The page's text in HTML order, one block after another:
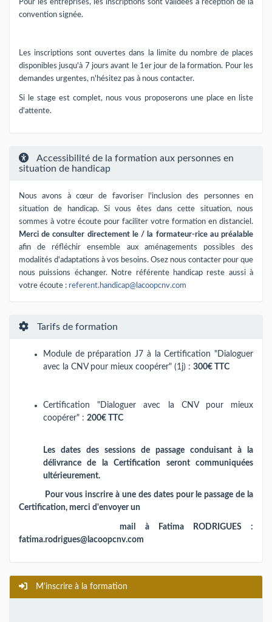
Pour les entreprises, les inscriptions sont validées à réception de la
convention signée.
Les inscriptions sont ouvertes dans la limite du nombre de places
disponibles jusqu'à 7 jours avant le 1er jour de la formation. Pour les
demandes urgentes, n'hésitez pas à nous contacter.
Si le stage est complet, nous vous proposerons une place en liste
d'attente.
Accessibilité de la formation aux personnes en
situation de handicap
Nous avons à cœur de favoriser l'inclusion des personnes en
situation de handicap. Si vous êtes dans cette situation, nous
sommes à votre écoute pour faciliter votre formation en distanciel.
Merci de consulter directement le / la formateur-rice au préalable
afin de réfléchir ensemble aux aménagements possibles des
modalités d'adaptations à vos besoins. Osez nous contacter pour que
nous puissions échanger. Notre référente handicap reste aussi à
votre écoute : referent.handicap@lacoopcnv.com
Tarifs de formation
Module de préparation J7 à la Certification "Dialoguer
avec la CNV pour mieux coopérer" (1j) : 300€ TTC
Certification "Dialoguer avec la CNV pour mieux
coopérer" : 200€ TTC
Les dates des sessions de passage conduisant à la
délivrance de la Certification seront communiquées
ultérieurement.
Pour vous inscrire à une des dates pour le passage de la
Certification, merci d'envoyer un
mail à Fatima RODRIGUES :
fatima.rodrigues@lacoopcnv.com
M'inscrire à la formation